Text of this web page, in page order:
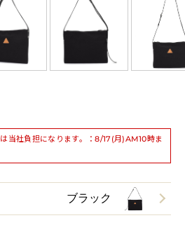
当社負担になります。：8/17(月)AM10時ま
ブラック